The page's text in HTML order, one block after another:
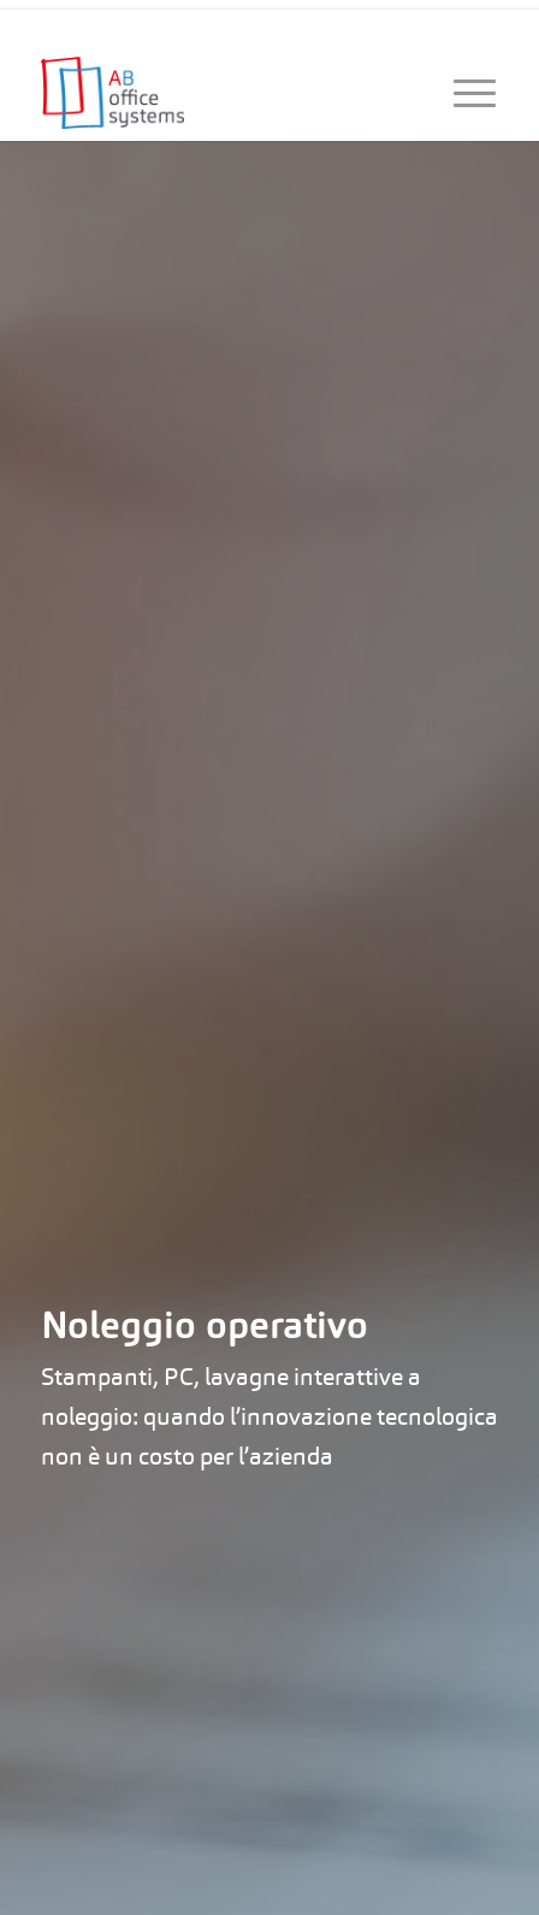
Noleggio operativo
Stampanti, PC, lavagne interattive a
noleggio: quando l’innovazione tecnologica
non è un costo per l’azienda